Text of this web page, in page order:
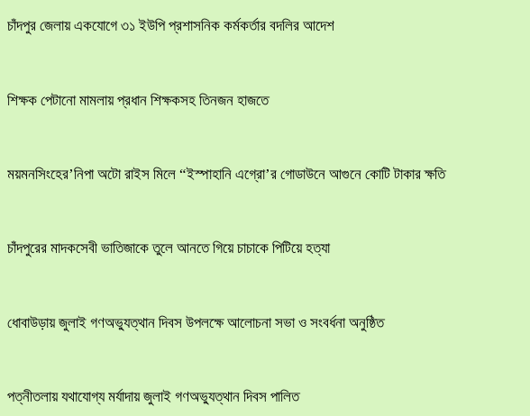
চাঁদপুর জেলায় একযোগে ৩১ ইউপি প্রশাসনিক কর্মকর্তার বদলির আদেশ
শিক্ষক পেটানো মামলায় প্রধান শিক্ষকসহ তিনজন হাজতে
ময়মনসিংহের’নিপা অটো রাইস মিলে “ইস্পাহানি এগ্রো’র গোডাউনে আগুনে কোটি টাকার ক্ষতি
চাঁদপুরের মাদকসেবী ভাতিজাকে তুলে আনতে গিয়ে চাচাকে পিটিয়ে হত্যা
ধোবাউড়ায় জুলাই গণঅভ্যুত্থান দিবস উপলক্ষে আলোচনা সভা ও সংবর্ধনা অনুষ্ঠিত
পত্নীতলায় যথাযোগ্য মর্যাদায় জুলাই গণঅভ্যুত্থান দিবস পালিত